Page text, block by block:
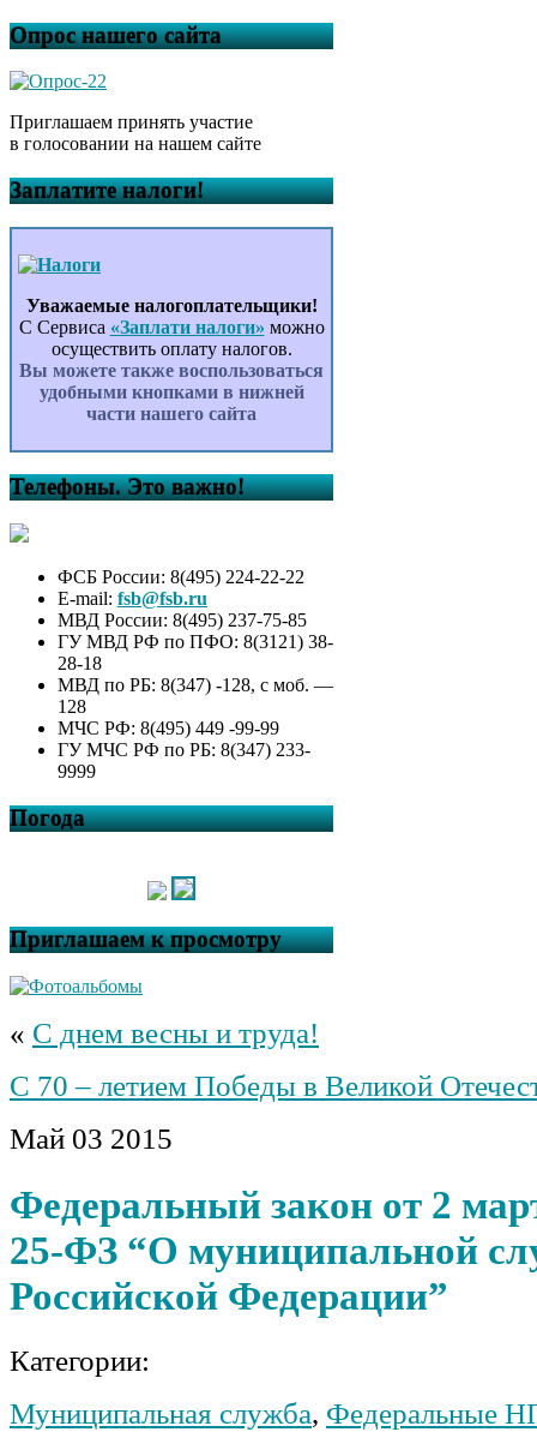
Опрос нашего сайта
Приглашаем принять участие
в голосовании на нашем сайте
Заплатите налоги!
Уважаемые налогоплательщики!
С Сервиса «Заплати налоги» можно
осуществить оплату налогов.
Вы можете также воспользоваться
удобными кнопками в нижней
части нашего сайта
Телефоны. Это важно!
ФСБ России: 8(495) 224-22-22
E-mail: fsb@fsb.ru
МВД России: 8(495) 237-75-85
ГУ МВД РФ по ПФО: 8(3121) 38-
28-18
МВД по РБ: 8(347) -128, с моб. —
128
МЧС РФ: 8(495) 449 -99-99
ГУ МЧС РФ по РБ: 8(347) 233-
9999
Погода
Приглашаем к просмотру
« С днем весны и труда!
С 70 – летием Победы в Великой
Май 03 2015
Федеральный закон от 2
25-ФЗ “О муниципальной
Российской Федерации”
Категории:
Муниципальная служба, Федеральные